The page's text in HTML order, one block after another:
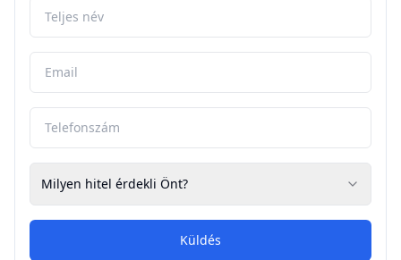
Milyen hitel érdekli Önt?
Küldés